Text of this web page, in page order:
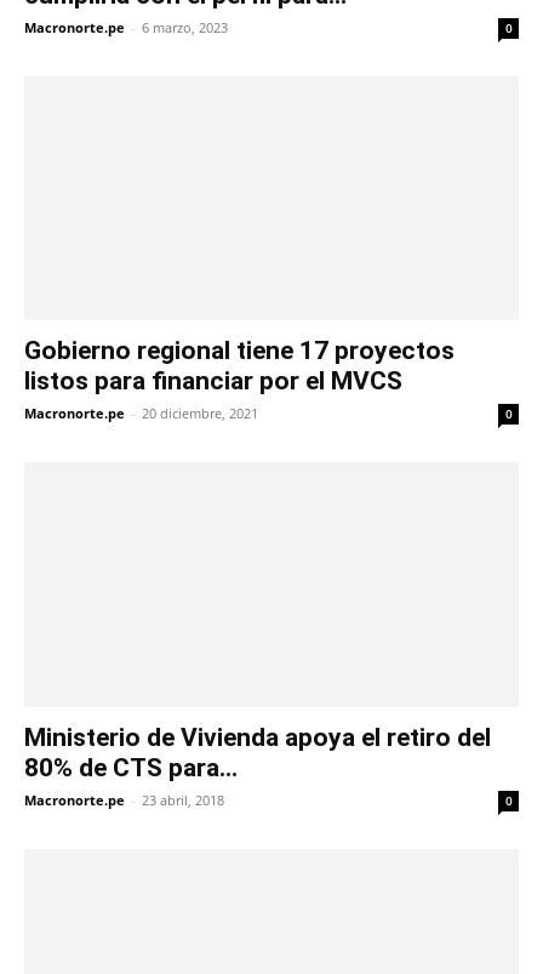
Macronorte.pe - 6 marzo, 2023 0
Gobierno regional tiene 17 proyectos
listos para financiar por el MVCS
Macronorte.pe - 20 diciembre, 2021 0
Ministerio de Vivienda apoya el retiro del
80% de CTS para...
Macronorte.pe - 23 abril, 2018 0